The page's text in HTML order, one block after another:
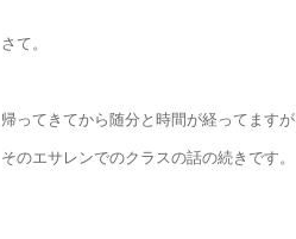
さて。
帰ってきてから随分と時間が経ってますが
そのエサレンでのクラスの話の続きです。